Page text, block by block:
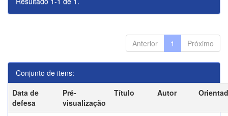
Anterior 1 Próximo
Conjunto de itens:
Data de
defesa
Pré-
visualização
Título Autor